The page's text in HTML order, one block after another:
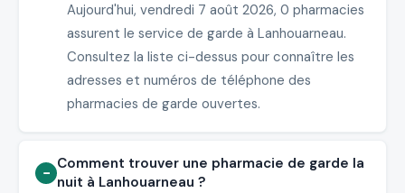
Aujourd'hui, vendredi 7 août 2026, 0 pharmacies
assurent le service de garde à Lanhouarneau.
Consultez la liste ci-dessus pour connaître les
adresses et numéros de téléphone des
pharmacies de garde ouvertes.
Comment trouver une pharmacie de garde la
nuit à Lanhouarneau ?